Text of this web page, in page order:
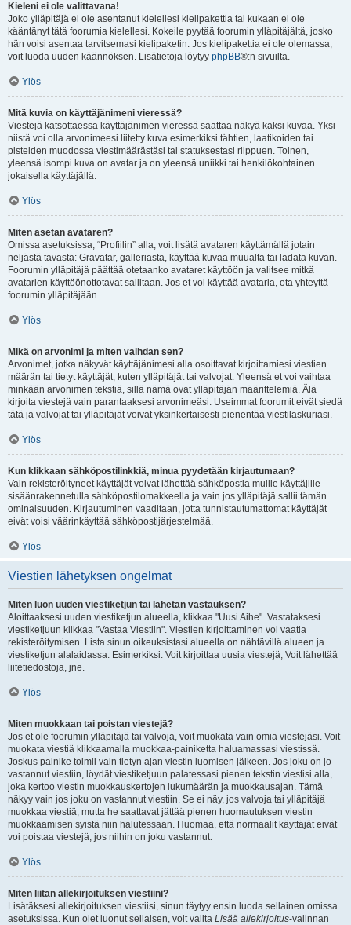
Kieleni ei ole valittavana!
Joko ylläpitäjä ei ole asentanut kielellesi kielipakettia tai kukaan ei ole
kääntänyt tätä foorumia kielellesi. Kokeile pyytää foorumin ylläpitäjältä, josko
hän voisi asentaa tarvitsemasi kielipaketin. Jos kielipakettia ei ole olemassa,
voit luoda uuden käännöksen. Lisätietoja löytyy phpBB®:n sivuilta.
Ylös
Mitä kuvia on käyttäjänimeni vieressä?
Viestejä katsottaessa käyttäjänimen vieressä saattaa näkyä kaksi kuvaa. Yksi
niistä voi olla arvonimeesi liitetty kuva esimerkiksi tähtien, laatikoiden tai
pisteiden muodossa viestimäärästäsi tai statuksestasi riippuen. Toinen,
yleensä isompi kuva on avatar ja on yleensä uniikki tai henkilökohtainen
jokaisella käyttäjällä.
Ylös
Miten asetan avataren?
Omissa asetuksissa, “Profiilin” alla, voit lisätä avataren käyttämällä jotain
neljästä tavasta: Gravatar, galleriasta, käyttää kuvaa muualta tai ladata kuvan.
Foorumin ylläpitäjä päättää otetaanko avataret käyttöön ja valitsee mitkä
avatarien käyttöönottotavat sallitaan. Jos et voi käyttää avataria, ota yhteyttä
foorumin ylläpitäjään.
Ylös
Mikä on arvonimi ja miten vaihdan sen?
Arvonimet, jotka näkyvät käyttäjänimesi alla osoittavat kirjoittamiesi viestien
määrän tai tietyt käyttäjät, kuten ylläpitäjät tai valvojat. Yleensä et voi vaihtaa
minkään arvonimen tekstiä, sillä nämä ovat ylläpitäjän määrittelemiä. Älä
kirjoita viestejä vain parantaaksesi arvonimeäsi. Useimmat foorumit eivät siedä
tätä ja valvojat tai ylläpitäjät voivat yksinkertaisesti pienentää viestilaskuriasi.
Ylös
Kun klikkaan sähköpostilinkkiä, minua pyydetään kirjautumaan?
Vain rekisteröityneet käyttäjät voivat lähettää sähköpostia muille käyttäjille
sisäänrakennetulla sähköpostilomakkeella ja vain jos ylläpitäjä sallii tämän
ominaisuuden. Kirjautuminen vaaditaan, jotta tunnistautumattomat käyttäjät
eivät voisi väärinkäyttää sähköpostijärjestelmää.
Ylös
Viestien lähetyksen ongelmat
Miten luon uuden viestiketjun tai lähetän vastauksen?
Aloittaaksesi uuden viestiketjun alueella, klikkaa "Uusi Aihe". Vastataksesi
viestiketjuun klikkaa "Vastaa Viestiin". Viestien kirjoittaminen voi vaatia
rekisteröitymisen. Lista sinun oikeuksistasi alueella on nähtävillä alueen ja
viestiketjun alalaidassa. Esimerkiksi: Voit kirjoittaa uusia viestejä, Voit lähettää
liitetiedostoja, jne.
Ylös
Miten muokkaan tai poistan viestejä?
Jos et ole foorumin ylläpitäjä tai valvoja, voit muokata vain omia viestejäsi. Voit
muokata viestiä klikkaamalla muokkaa-painiketta haluamassasi viestissä.
Joskus painike toimii vain tietyn ajan viestin luomisen jälkeen. Jos joku on jo
vastannut viestiin, löydät viestiketjuun palatessasi pienen tekstin viestisi alla,
joka kertoo viestin muokkauskertojen lukumäärän ja muokkausajan. Tämä
näkyy vain jos joku on vastannut viestiin. Se ei näy, jos valvoja tai ylläpitäjä
muokkaa viestiä, mutta he saattavat jättää pienen huomautuksen viestin
muokkaamisen syistä niin halutessaan. Huomaa, että normaalit käyttäjät eivät
voi poistaa viestejä, jos niihin on joku vastannut.
Ylös
Miten liitän allekirjoituksen viestiini?
Lisätäksesi allekirjoituksen viestiisi, sinun täytyy ensin luoda sellainen omissa
asetuksissa. Kun olet luonut sellaisen, voit valita Lisää allekirjoitus-valinnan